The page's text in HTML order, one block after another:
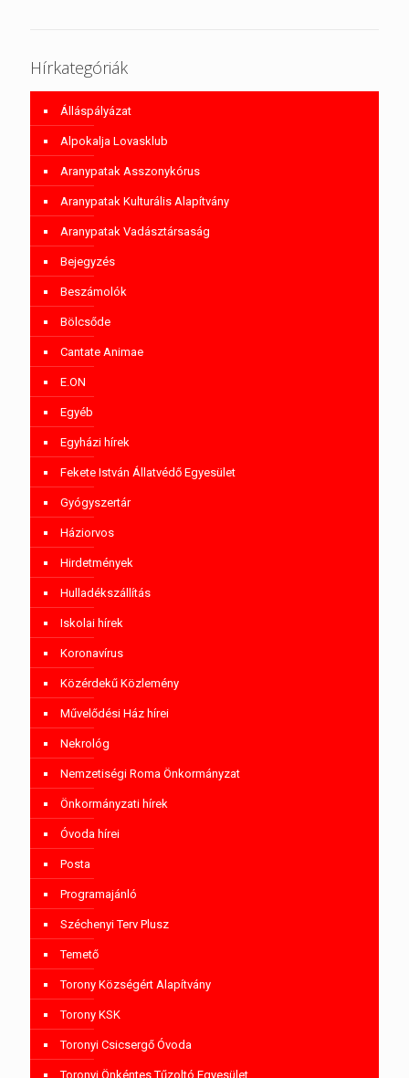
Hírkategóriák
Álláspályázat
Alpokalja Lovasklub
Aranypatak Asszonykórus
Aranypatak Kulturális Alapítvány
Aranypatak Vadásztársaság
Bejegyzés
Beszámolók
Bölcsőde
Cantate Animae
E.ON
Egyéb
Egyházi hírek
Fekete István Állatvédő Egyesület
Gyógyszertár
Háziorvos
Hirdetmények
Hulladékszállítás
Iskolai hírek
Koronavírus
Közérdekű Közlemény
Művelődési Ház hírei
Nekrológ
Nemzetiségi Roma Önkormányzat
Önkormányzati hírek
Óvoda hírei
Posta
Programajánló
Széchenyi Terv Plusz
Temető
Torony Községért Alapítvány
Torony KSK
Toronyi Csicsergő Óvoda
Toronyi Önkéntes Tűzoltó Egyesület